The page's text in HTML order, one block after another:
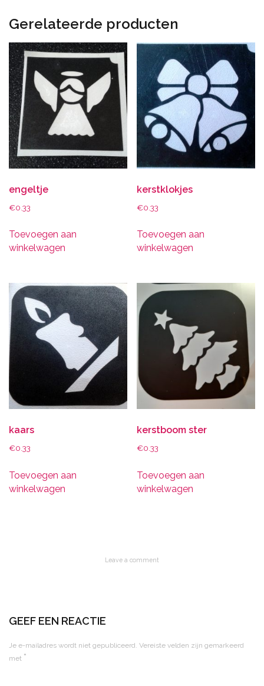
Gerelateerde producten
engeltje
€0.33
Toevoegen aan
winkelwagen
kerstklokjes
€0.33
Toevoegen aan
winkelwagen
kaars
€0.33
Toevoegen aan
winkelwagen
kerstboom ster
€0.33
Toevoegen aan
winkelwagen
Leave a comment
GEEF EEN REACTIE
Je e-mailadres wordt niet gepubliceerd. Vereiste velden zijn gemarkeerd
met *